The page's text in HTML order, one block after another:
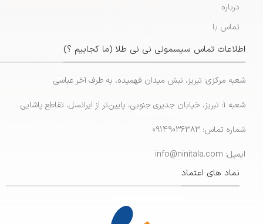
درباره
تماس با
اطلاعات تماس سیسمونی نی نی طلا (ما کجاییم ؟)
شعبه مرکزی: تبریز، نبش میدان فهمیده، به طرف آخر عباسی
شعبه 1: تبریز، خیابان جدیری جنوبی، پایین‌تر از ایرانسل، تقاطع پاشایی
شماره تماس: 09149036383
ایمیل: info@ninitala.com
نماد های اعتماد